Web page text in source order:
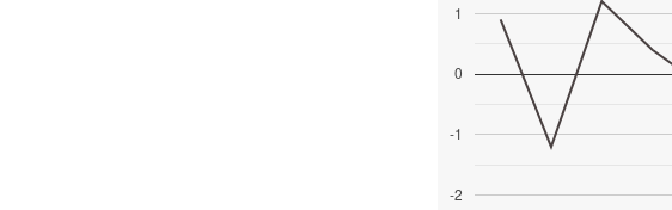
-2
-1
0
1